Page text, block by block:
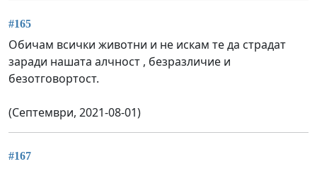
#165
Обичам всички животни и не искам те да страдат
заради нашата алчност , безразличие и
безотговортост.
(Септември, 2021-08-01)
#167